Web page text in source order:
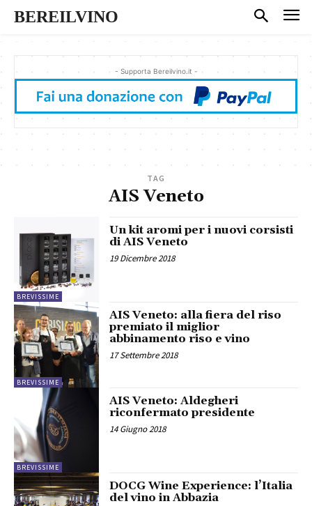
BEREILVINO
- Supporta Bereilvino.it -
TAG
AIS Veneto
BREVISSIME
Un kit aromi per i nuovi corsisti
di AIS Veneto
19 Dicembre 2018
BREVISSIME
AIS Veneto: alla fiera del riso
premiato il miglior
abbinamento riso e vino
17 Settembre 2018
BREVISSIME
AIS Veneto: Aldegheri
riconfermato presidente
14 Giugno 2018
DOCG Wine Experience: l’Italia
del vino in Abbazia